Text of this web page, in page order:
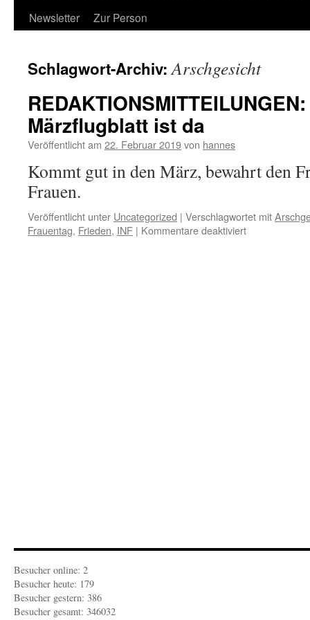
Newsletter
Zur Person
Schlagwort-Archiv:Arschgesicht
Märzflugblatt ist da
Veröffentlicht am 22. Februar 2019von hannes
Kommt gut in den März, bewahrt den
Frauen.
Veröffentlicht unter Uncategorized | Verschlagwortet mit
Frauentag, Frieden, INF | Kommentare deaktiviertfür
Besucher online: 2
Besucher heute: 179
Besucher gestern: 386
Besucher gesamt: 346032